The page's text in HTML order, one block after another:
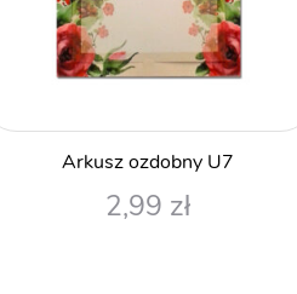
Arkusz ozdobny U7
2,99 zł